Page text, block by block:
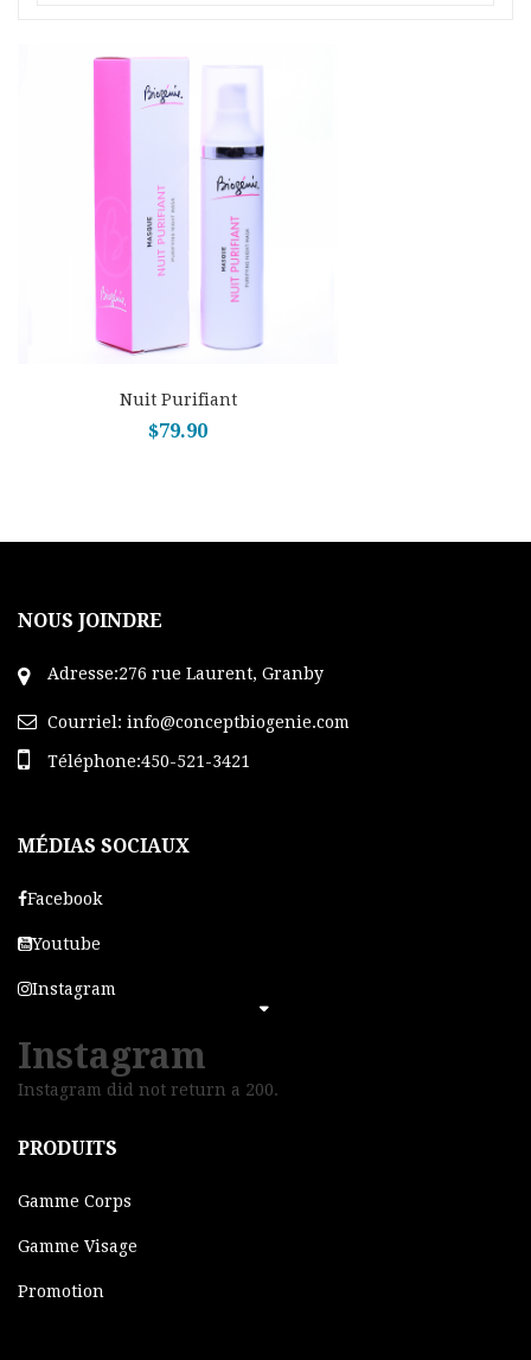
Nuit Purifiant
$79.90
NOUS JOINDRE
Adresse:276 rue Laurent, Granby
Courriel: info@conceptbiogenie.com
Téléphone:450-521-3421
MÉDIAS SOCIAUX
Facebook
Youtube
Instagram
Instagram
Instagram did not return a 200.
PRODUITS
Gamme Corps
Gamme Visage
Promotion